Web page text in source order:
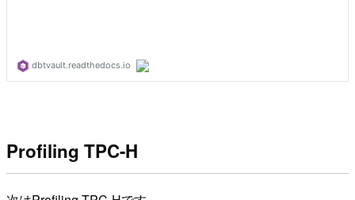
Profiling TPC-H